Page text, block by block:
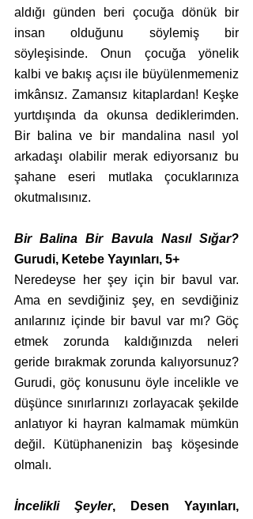
aldığı günden beri çocuğa dönük bir
insan olduğunu söylemiş bir
söyleşisinde. Onun çocuğa yönelik
kalbi ve bakış açısı ile büyülenmemeniz
imkânsız. Zamansız kitaplardan! Keşke
yurtdışında da okunsa dediklerimden.
Bir balina ve bir mandalina nasıl yol
arkadaşı olabilir merak ediyorsanız bu
şahane eseri mutlaka çocuklarınıza
okutmalısınız.
Bir Balina Bir Bavula Nasıl Sığar?
Gurudi, Ketebe Yayınları, 5+
Neredeyse her şey için bir bavul var.
Ama en sevdiğiniz şey, en sevdiğiniz
anılarınız içinde bir bavul var mı? Göç
etmek zorunda kaldığınızda neleri
geride bırakmak zorunda kalıyorsunuz?
Gurudi, göç konusunu öyle incelikle ve
düşünce sınırlarınızı zorlayacak şekilde
anlatıyor ki hayran kalmamak mümkün
değil. Kütüphanenizin baş köşesinde
olmalı.
İncelikli Şeyler, Desen Yayınları,